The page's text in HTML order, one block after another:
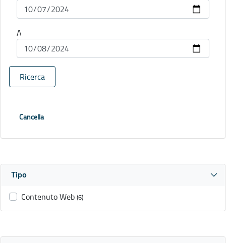
A
Ricerca
Cancella
Tipo
Contenuto Web (6)